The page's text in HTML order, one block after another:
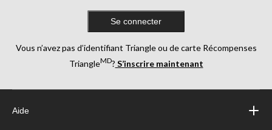
Se connecter
Vous n’avez pas d’identifiant Triangle ou de carte Récompenses
TriangleMD? S’inscrire maintenant
Aide